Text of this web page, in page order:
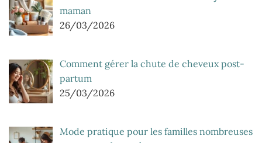
maman
26/03/2026
Comment gérer la chute de cheveux post-
partum
25/03/2026
Mode pratique pour les familles nombreuses